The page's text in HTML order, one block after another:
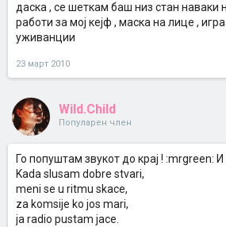
даска , се шеткам баш низ стан наваки
работи за мој кејф , маска на лице ,
уживанции
23 март 2010
Wild.Child
Популарен член
Го попуштам звукот до крај ! :mrgreen: И
Kada slusam dobre stvari,
meni se u ritmu skace,
za komsije ko jos mari,
ja radio pustam jace.